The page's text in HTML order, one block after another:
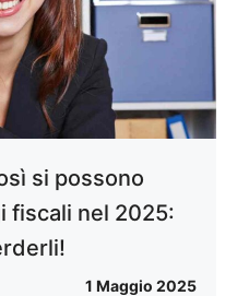
si possono
fiscali nel 2025:
1 Maggio 2025